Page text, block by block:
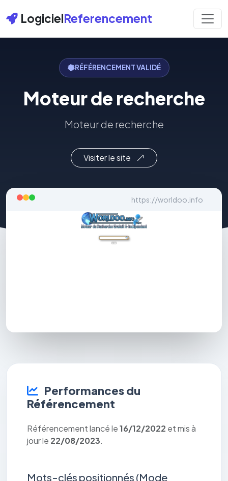
LogicielReferencement
RÉFÉRENCEMENT VALIDÉ
Moteur de recherche
Moteur de recherche
Visiter le site
https://worldoo.info
Performances du
Référencement
Référencement lancé le16/12/2022 et mis à
jour le 22/08/2023.
Mots-clés positionnés (Mode